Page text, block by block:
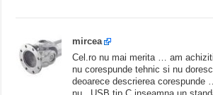
mircea
Cel.ro nu mai merita … am
nu corespunde tehnic si nu
deoarece descrierea corespunde